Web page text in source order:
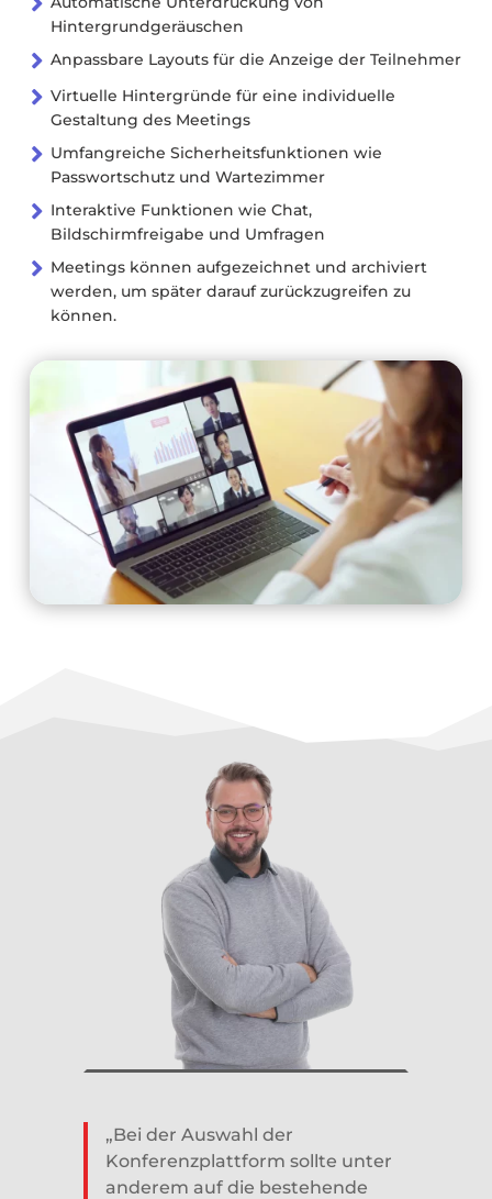
Hintergrundgeräuschen
 Anpassbare Layouts für die Anzeige der Teilnehmer
 Virtuelle Hintergründe für eine individuelle
Gestaltung des Meetings
 Umfangreiche Sicherheitsfunktionen wie
Passwortschutz und Wartezimmer
 Interaktive Funktionen wie Chat,
Bildschirmfreigabe und Umfragen
 Meetings können aufgezeichnet und archiviert
werden, um später darauf zurückzugreifen zu
können.
„Bei der Auswahl der
Konferenzplattform sollte unter
anderem auf die bestehende